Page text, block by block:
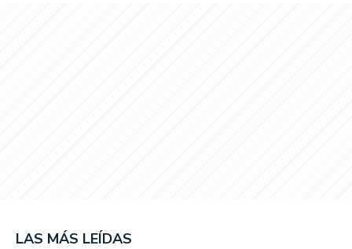
LAS MÁS LEÍDAS